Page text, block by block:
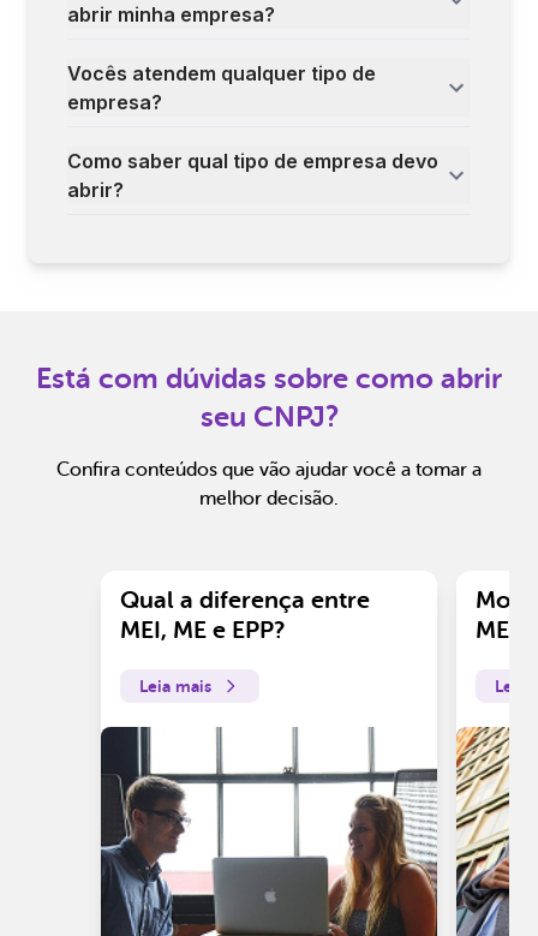
abrir minha empresa?
Vocês atendem qualquer tipo de
empresa?
Como saber qual tipo de empresa devo
abrir?
Está com dúvidas sobre como abrir
seu CNPJ?
Confira conteúdos que vão ajudar você a tomar a
melhor decisão.
Qual a diferença entre
MEI, ME e EPP?
Leia mais
ME?
Leia